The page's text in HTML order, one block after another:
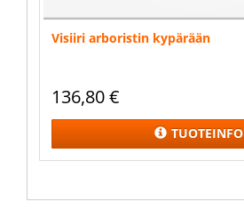
Visiiri arboristin kypärään
136,80€
TUOTEINFO